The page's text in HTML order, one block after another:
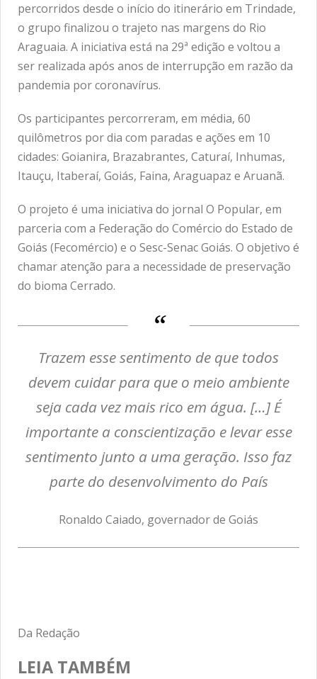
percorridos desde o início do itinerário em Trindade,
o grupo finalizou o trajeto nas margens do Rio
Araguaia. A iniciativa está na 29ª edição e voltou a
ser realizada após anos de interrupção em razão da
pandemia por coronavírus.
Os participantes percorreram, em média, 60
quilômetros por dia com paradas e ações em 10
cidades: Goianira, Brazabrantes, Caturaí, Inhumas,
Itauçu, Itaberaí, Goiás, Faina, Araguapaz e Aruanã.
O projeto é uma iniciativa do jornal O Popular, em
parceria com a Federação do Comércio do Estado de
Goiás (Fecomércio) e o Sesc-Senac Goiás. O objetivo é
chamar atenção para a necessidade de preservação
do bioma Cerrado.
Trazem esse sentimento de que todos
devem cuidar para que o meio ambiente
seja cada vez mais rico em água. […] É
importante a conscientização e levar esse
sentimento junto a uma geração. Isso faz
parte do desenvolvimento do País
Ronaldo Caiado, governador de Goiás
Da Redação
LEIA TAMBÉM